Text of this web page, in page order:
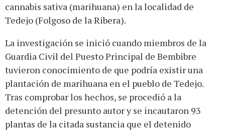
cannabis sativa (marihuana) en la localidad de
Tedejo (Folgoso de la Ribera).
La investigación se inició cuando miembros de la
Guardia Civil del Puesto Principal de Bembibre
tuvieron conocimiento de que podría existir una
plantación de marihuana en el pueblo de Tedejo.
Tras comprobar los hechos, se procedió a la
detención del presunto autor y se incautaron 93
plantas de la citada sustancia que el detenido